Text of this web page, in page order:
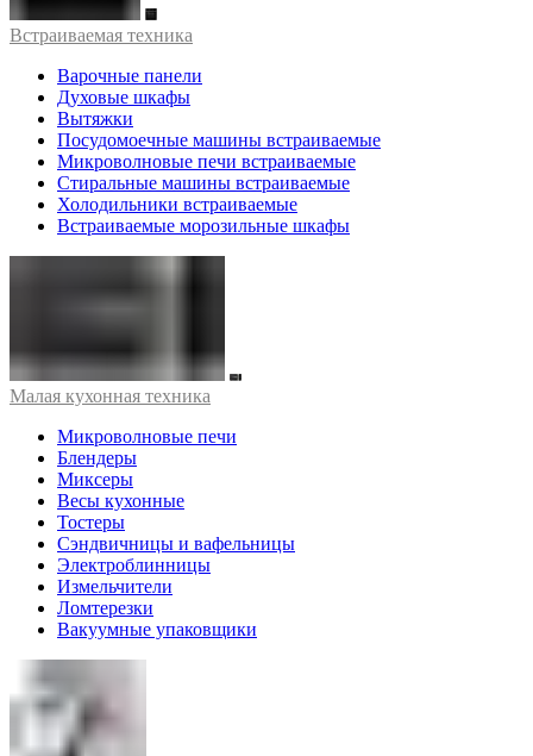
Встраиваемая техника
Варочные панели
Духовые шкафы
Вытяжки
Посудомоечные машины встраиваемые
Микроволновые печи встраиваемые
Стиральные машины встраиваемые
Холодильники встраиваемые
Встраиваемые морозильные шкафы
Малая кухонная техника
Микроволновые печи
Блендеры
Миксеры
Весы кухонные
Тостеры
Сэндвичницы и вафельницы
Электроблинницы
Измельчители
Ломтерезки
Вакуумные упаковщики